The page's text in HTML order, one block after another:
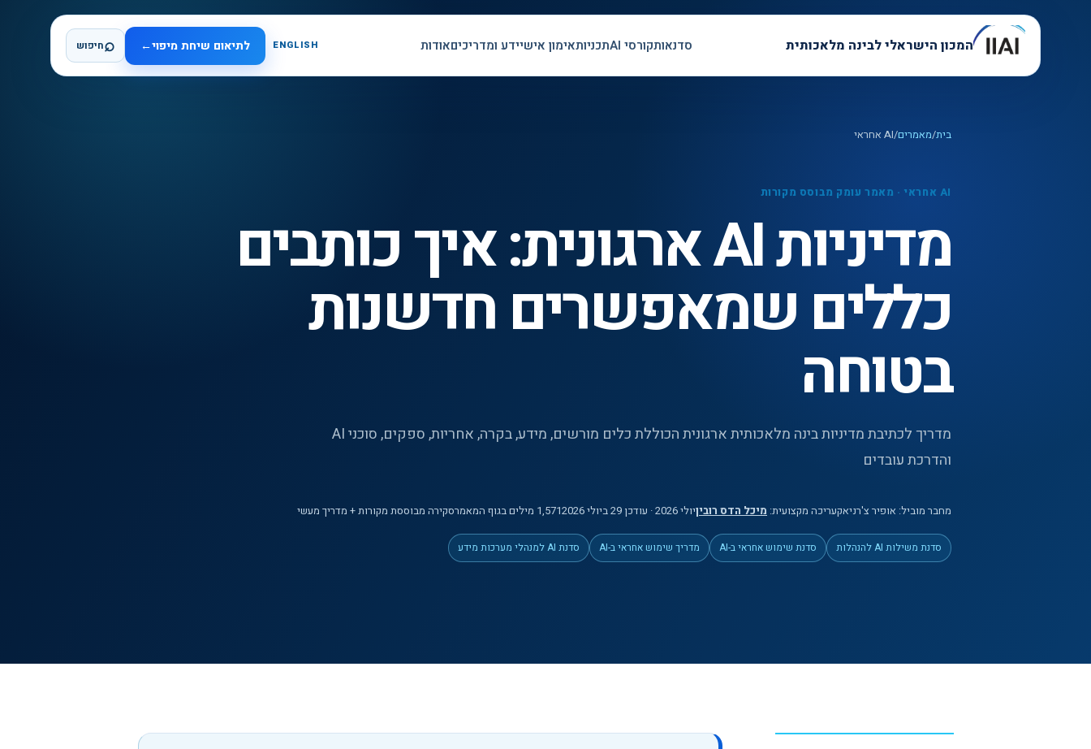
המכון הישראלי לבינה מלאכותית סדנאותקורסי AI תכניותאימון אישיידע ומדריכיםאודות ENGLISH לתיאום שיחת מיפוי←
⌕חיפוש
בית/מאמרים/AI אחראי
AI אחראי · מאמר עומק מבוסס מקורות
מדיניות AI ארגונית: איך כותבים
כללים שמאפשרים חדשנות
בטוחה
מדריך לכתיבת מדיניות בינה מלאכותית ארגונית הכוללת כלים מורשים, מידע, בקרה, אחריות, ספקים, סוכני AI
והדרכת עובדים
מחבר מוביל: אופיר צ'רניאקעריכה מקצועית: מיכל הדס רוביןיולי 2026 · עודכן 29 ביולי 2026 1,571 מיליםבגוף המאמרסקירה מבוססת מקורות + מדריך מעשי
סדנת משילות AI להנהלות סדנת שימוש אחראי ב-AI מדריך שימוש אחראי ב-AI סדנת AI למנהלי מערכות מידע